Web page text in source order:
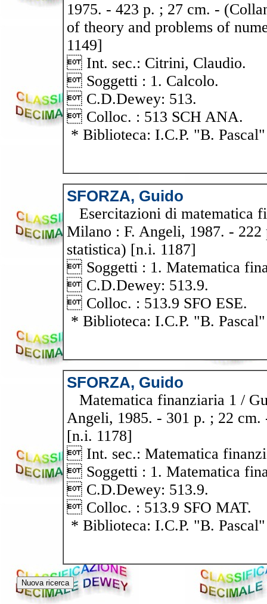
1975. - 423 p. ; 27 cm. -
of theory and problems of
1149]
 Int. sec.: Citrini, Claudio.
 Soggetti : 1. Calcolo.
 C.D.Dewey: 513.
 Colloc. : 513 SCH ANA.
* Biblioteca: I.C.P. "B. Pascal"
SFORZA, Guido
Esercitazioni di matematica
Milano : F. Angeli, 1987. -
statistica) [n.i. 1187]
 Soggetti : 1. Matematica
 C.D.Dewey: 513.9.
 Colloc. : 513.9 SFO ESE.
* Biblioteca: I.C.P. "B. Pascal"
SFORZA, Guido
Matematica finanziaria 1 /
Angeli, 1985. - 301 p. ; 22 cm.
[n.i. 1178]
 Int. sec.: Matematica
 Soggetti : 1. Matematica
 C.D.Dewey: 513.9.
 Colloc. : 513.9 SFO MAT.
* Biblioteca: I.C.P. "B. Pascal"